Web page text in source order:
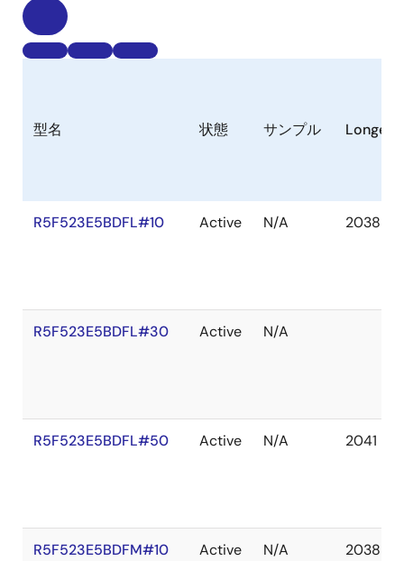
型名 状態 サンプル
R5F523E5BDFL#10 Active N/A 2038
R5F523E5BDFL#30 Active N/A
R5F523E5BDFL#50 Active N/A 2041
R5F523E5BDFM#10 Active N/A 2038